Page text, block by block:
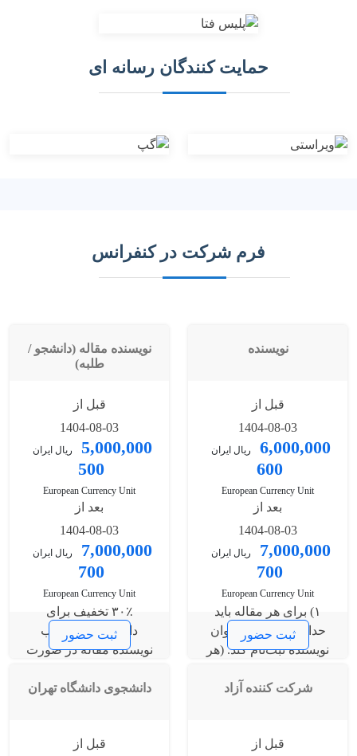
حمایت کنندگان رسانه ای
فرم شرکت در کنفرانس
نویسنده
قبل از
1404-08-03
6,000,000 ریال ایران
600
European Currency Unit
بعد از
1404-08-03
7,000,000 ریال ایران
700
European Currency Unit
۱) برای هر مقاله باید
حداقل یک نفر به‌عنوان
نویسنده ثبت‌نام کند. (هر
خواهد داشت) ۲) برای
صفحه‌ی اضافی یک
ثبت حضور
نویسنده مقاله (دانشجو /
طلبه)
قبل از
1404-08-03
5,000,000 ریال ایران
500
European Currency Unit
بعد از
1404-08-03
7,000,000 ریال ایران
700
European Currency Unit
۳۰٪ تخفیف برای
دانشجویان و طلاب
نویسنده مقاله در صورت
ثبت حضور
شرکت کننده آزاد
قبل از
دانشجوی دانشگاه تهران
قبل از